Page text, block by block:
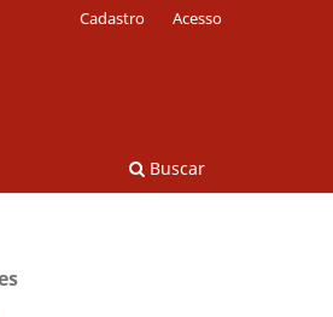
Buscar
Cadastro Acesso